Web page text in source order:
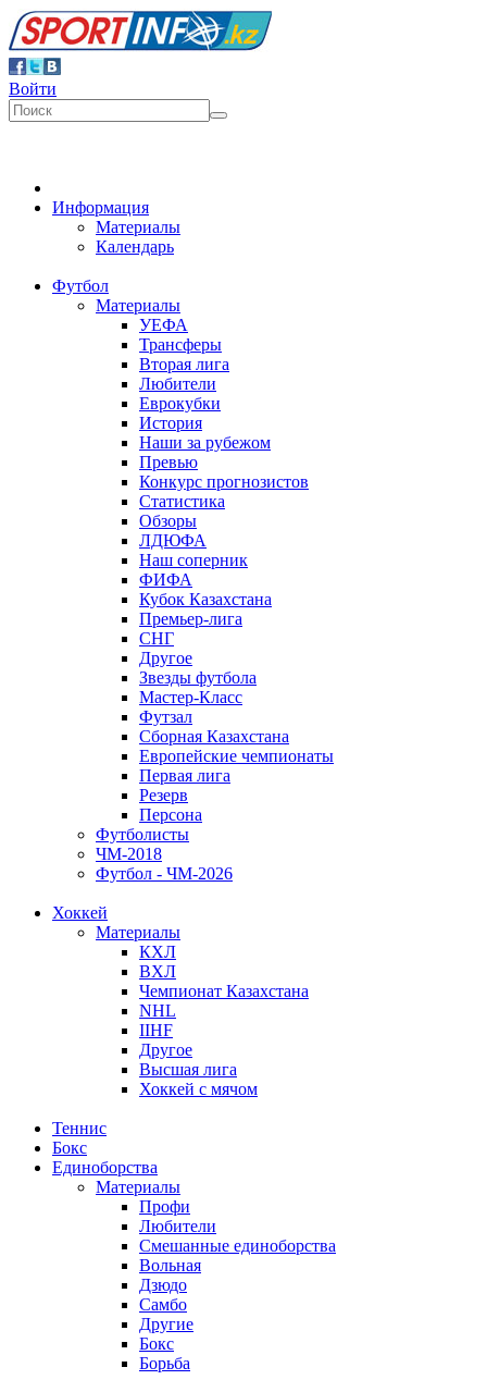
Войти
Информация
Материалы
Календарь
Футбол
Материалы
УЕФА
Трансферы
Вторая лига
Любители
Еврокубки
История
Наши за рубежом
Превью
Конкурс прогнозистов
Статистика
Обзоры
ЛДЮФА
Наш соперник
ФИФА
Кубок Казахстана
Премьер-лига
СНГ
Другое
Звезды футбола
Мастер-Класс
Футзал
Сборная Казахстана
Европейские чемпионаты
Первая лига
Резерв
Персона
Футболисты
ЧМ-2018
Футбол - ЧМ-2026
Хоккей
Материалы
КХЛ
ВХЛ
Чемпионат Казахстана
NHL
IIHF
Другое
Высшая лига
Хоккей с мячом
Теннис
Бокс
Единоборства
Материалы
Профи
Любители
Смешанные единоборства
Вольная
Дзюдо
Самбо
Другие
Бокс
Борьба